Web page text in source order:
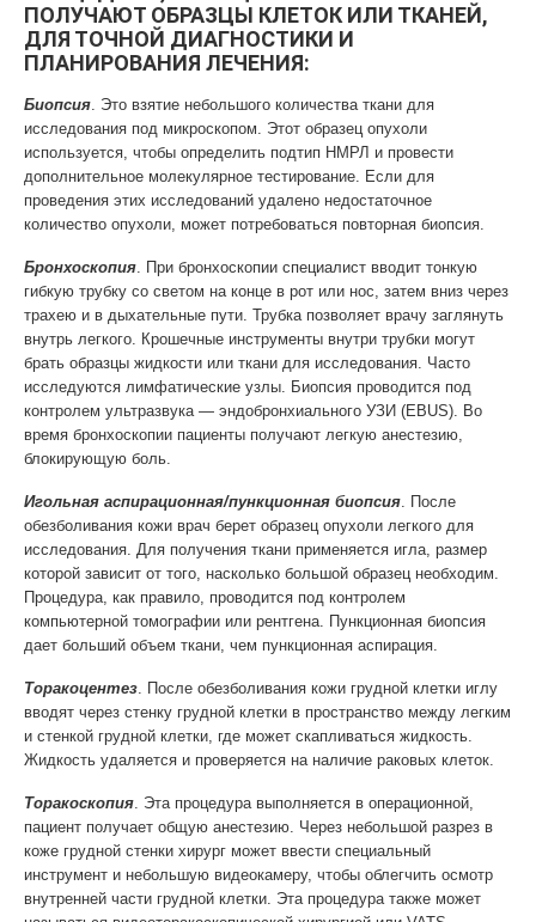
ПОЛУЧАЮТ ОБРАЗЦЫ КЛЕТОК ИЛИ ТКАНЕЙ,
ДЛЯ ТОЧНОЙ ДИАГНОСТИКИ И
ПЛАНИРОВАНИЯ ЛЕЧЕНИЯ:
Биопсия . Это взятие небольшого количества ткани для
исследования под микроскопом. Этот образец опухоли
используется, чтобы определить подтип НМРЛ и провести
дополнительное молекулярное тестирование. Если для
проведения этих исследований удалено недостаточное
количество опухоли, может потребоваться повторная биопсия.
Бронхоскопия . При бронхоскопии специалист вводит тонкую
гибкую трубку со светом на конце в рот или нос, затем вниз через
трахею и в дыхательные пути. Трубка позволяет врачу заглянуть
внутрь легкого. Крошечные инструменты внутри трубки могут
брать образцы жидкости или ткани для исследования. Часто
исследуются лимфатические узлы. Биопсия проводится под
контролем ультразвука — эндобронхиального УЗИ (EBUS). Во
время бронхоскопии пациенты получают легкую анестезию,
блокирующую боль.
Игольная аспирационная/пункционная биопсия . После
обезболивания кожи врач берет образец опухоли легкого для
исследования. Для получения ткани применяется игла, размер
которой зависит от того, насколько большой образец необходим.
Процедура, как правило, проводится под контролем
компьютерной томографии или рентгена. Пункционная биопсия
дает больший объем ткани, чем пункционная аспирация.
Торакоцентез . После обезболивания кожи грудной клетки иглу
вводят через стенку грудной клетки в пространство между легким
и стенкой грудной клетки, где может скапливаться жидкость.
Жидкость удаляется и проверяется на наличие раковых клеток.
Торакоскопия . Эта процедура выполняется в операционной,
пациент получает общую анестезию. Через небольшой разрез в
коже грудной стенки хирург может ввести специальный
инструмент и небольшую видеокамеру, чтобы облегчить осмотр
внутренней части грудной клетки. Эта процедура также может